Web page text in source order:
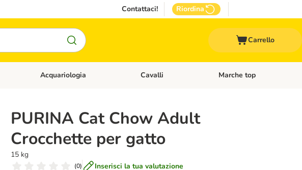
Contattaci! Riordina
Carrello
Apri Menù Categoria: Roditori & Uccelli
Acquariologia Apri Menù Categoria: Acquariologia
Cavalli Apri Menù Categoria: Cavalli
Marche top
PURINA Cat Chow Adult
Crocchette per gatto
15 kg
(0)
Inserisci la tua valutazione